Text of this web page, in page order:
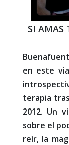
SI AMAS
en este
terapia
2012. Un
sobre el
reír, la